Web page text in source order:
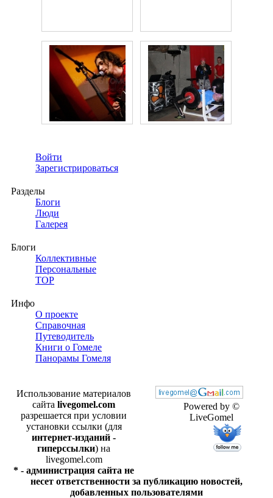
Войти
Зарегистрироваться
Разделы
Блоги
Люди
Галерея
Блоги
Коллективные
Персональные
TOP
Инфо
О проекте
Справочная
Путеводитель
Книги о Гомеле
Панорамы Гомеля
Powered by ©
LiveGomel
Использование материалов
сайта livegomel.com
разрешается при условии
установки ссылки (для
интернет-изданий -
гиперссылки) на
livegomel.com
* - администрация сайта не
несет ответственности за публикацию новостей,
добавленных пользователями